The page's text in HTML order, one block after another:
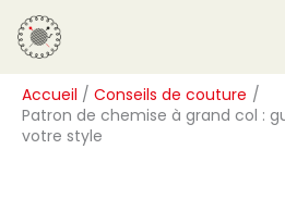
Aller
au
contenu
Accueil
Conseils de couture
Patron de chemise à grand col :
votre style
R
e
c
h
e